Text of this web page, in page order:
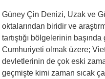
Güney Çin Denizi, Uzak ve
oktalarından biridir ve
tartıştığı bölgelerinin
Cumhuriyeti olmak üzere;
devletlerinin de çok eski
geçmişte kimi zaman sıcak